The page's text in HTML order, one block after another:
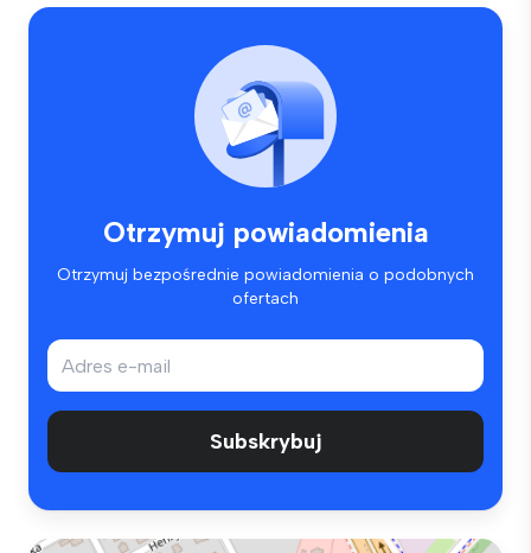
Otrzymuj powiadomienia
Otrzymuj bezpośrednie powiadomienia o podobnych
ofertach
Subskrybuj